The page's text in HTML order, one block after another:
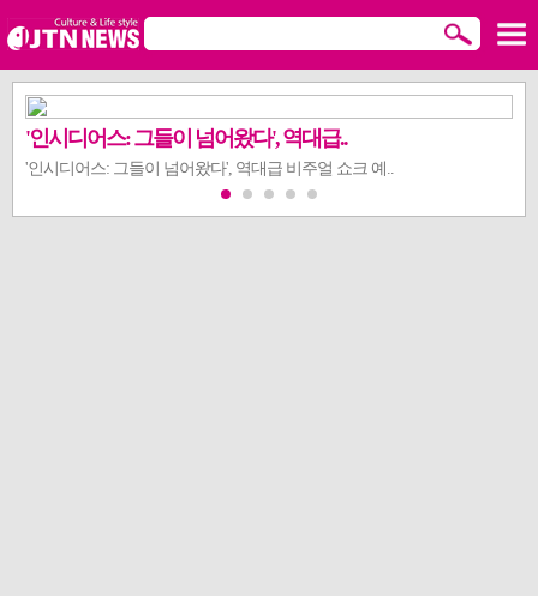
'인시디어스: 그들이 넘어왔다', 역대급..
'인시디어스: 그들이 넘어왔다', 역대급 비주얼 쇼크 예..